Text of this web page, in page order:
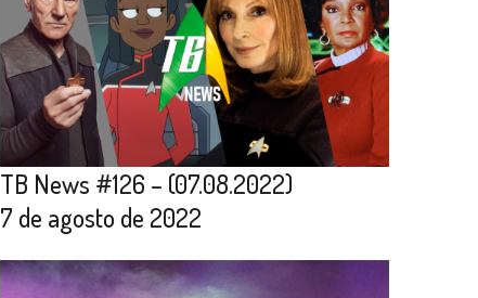
TB News #126 – (07.08.2022)
7 de agosto de 2022